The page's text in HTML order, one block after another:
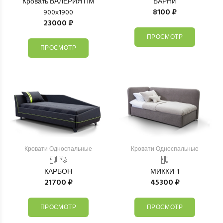
900х1900
23000 ₽
ПРОСМОТР
8100 ₽
ПРОСМОТР
Кровати Односпальные
КАРБОН
21700 ₽
ПРОСМОТР
Кровати Односпальные
МИККИ-1
45300 ₽
ПРОСМОТР